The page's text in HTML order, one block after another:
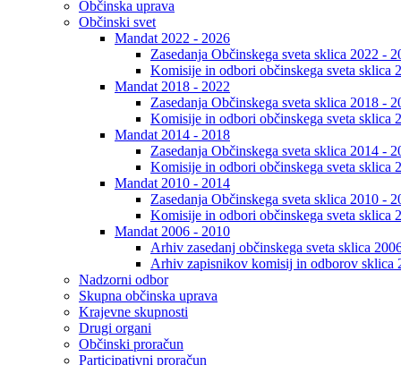
Občinska uprava
Občinski svet
Mandat 2022 - 2026
Zasedanja Občinskega sveta sklica 2022 -
Komisije in odbori občinskega sveta sklica
Mandat 2018 - 2022
Zasedanja Občinskega sveta sklica 2018 -
Komisije in odbori občinskega sveta sklica
Mandat 2014 - 2018
Zasedanja Občinskega sveta sklica 2014 -
Komisije in odbori občinskega sveta sklica
Mandat 2010 - 2014
Zasedanja Občinskega sveta sklica 2010 -
Komisije in odbori občinskega sveta sklica
Mandat 2006 - 2010
Arhiv zasedanj občinskega sveta sklica
Arhiv zapisnikov komisij in odborov sklica
Nadzorni odbor
Skupna občinska uprava
Krajevne skupnosti
Drugi organi
Občinski proračun
Participativni proračun